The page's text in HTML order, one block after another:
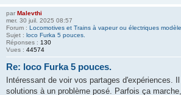
par Malevthi
mer. 30 juil. 2025 08:57
Forum : Locomotives et Trains à vapeur ou électriques
Sujet : loco Furka 5 pouces.
Réponses : 130
Vues : 44574
Re: loco Furka 5 pouces.
Intéressant de voir vos partages d'expériences.
solutions à un problème posé. Parfois ça